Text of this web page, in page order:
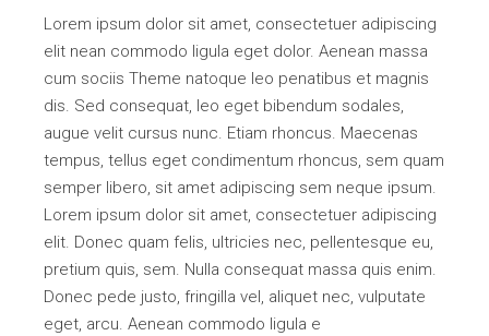
Lorem ipsum dolor sit amet, consectetuer adipiscing
elit nean commodo ligula eget dolor. Aenean massa
cum sociis Theme natoque leo penatibus et magnis
dis. Sed consequat, leo eget bibendum sodales,
augue velit cursus nunc. Etiam rhoncus. Maecenas
tempus, tellus eget condimentum rhoncus, sem quam
semper libero, sit amet adipiscing sem neque ipsum.
Lorem ipsum dolor sit amet, consectetuer adipiscing
elit. Donec quam felis, ultricies nec, pellentesque eu,
pretium quis, sem. Nulla consequat massa quis enim.
Donec pede justo, fringilla vel, aliquet nec, vulputate
eget, arcu. Aenean commodo ligula e